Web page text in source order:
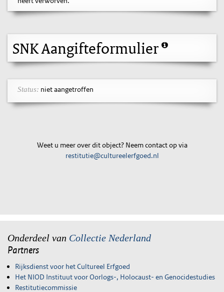
SNK Aangifteformulier
Status: niet aangetroffen
Weet u meer over dit object? Neem contact op via
restitutie@cultureelerfgoed.nl
Onderdeel van Collectie Nederland
Partners
Rijksdienst voor het Cultureel Erfgoed
Het NIOD Instituut voor Oorlogs-, Holocaust- en Genocidestudies
Restitutiecommissie